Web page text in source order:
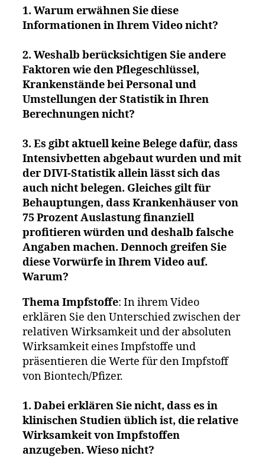
1. Warum erwähnen Sie diese
Informationen in Ihrem Video nicht?
2. Weshalb berücksichtigen Sie andere
Faktoren wie den Pflegeschlüssel,
Krankenstände bei Personal und
Umstellungen der Statistik in Ihren
Berechnungen nicht?
3. Es gibt aktuell keine Belege dafür, dass
Intensivbetten abgebaut wurden und mit
der DIVI-Statistik allein lässt sich das
auch nicht belegen. Gleiches gilt für
Behauptungen, dass Krankenhäuser von
75 Prozent Auslastung finanziell
profitieren würden und deshalb falsche
Angaben machen. Dennoch greifen Sie
diese Vorwürfe in Ihrem Video auf.
Warum?
Thema Impfstoffe: In ihrem Video
erklären Sie den Unterschied zwischen der
relativen Wirksamkeit und der absoluten
Wirksamkeit eines Impfstoffe und
präsentieren die Werte für den Impfstoff
von Biontech/Pfizer.
1. Dabei erklären Sie nicht, dass es in
klinischen Studien üblich ist, die relative
Wirksamkeit von Impfstoffen
anzugeben. Wieso nicht?